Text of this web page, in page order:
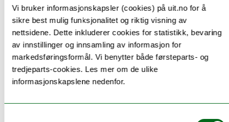
Vi bruker informasjonskapsler (cookies) på uit.no for å
sikre best mulig funksjonalitet og riktig visning av
nettsidene. Dette inkluderer cookies for statistikk, bevaring
av innstillinger og innsamling av informasjon for
markedsføringsformål. Vi benytter både førsteparts- og
tredjeparts-cookies. Les mer om de ulike
informasjonskapslene nedenfor.
Våre forskningsgrupper og sentre
Våre laboratorier og infrastruktur